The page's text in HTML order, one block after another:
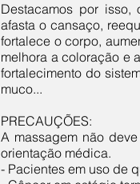
Destacamos por isso,
afasta o cansaço,
fortalece o corpo,
melhora a coloração e
fortalecimento do
muco...
PRECAUÇÕES:
A massagem não
orientação médica.
- Pacientes em uso de